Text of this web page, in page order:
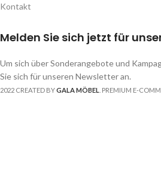
Kontakt
Melden Sie sich jetzt für
Um sich über Sonderangebote und
Sie sich für unseren Newsletter an.
2022 CREATED BYGALA MÖBEL . PREMIUM E-